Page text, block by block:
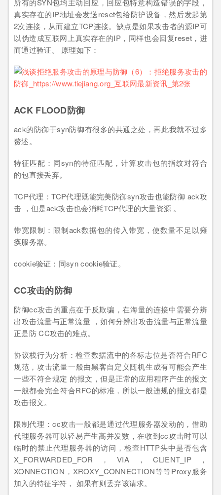
所有的SYN包均主动回应，回应包特意构造错误的字段，
真实存在的IP地址会发送reset包给防护设备，然后发起第
2次连接，从而建立TCP连接。缺点是如果攻击者的源IP可
以伪造成互联网上真实存在的IP，同样也会回复reset，进
而通过验证。 原理如下：
ACK FLOOD防御
ack的防御于syn防御有很多的共通之处，再此我就不过多
赘述。
特征匹配：同syn的特征匹配，计算攻击包的指纹对符合
的包直接丢弃。
TCP代理：TCP代理既能完美防御syn攻击也能防御 ack攻
击 ，但是ack攻击也会消耗TCP代理的大量资源 。
带宽限制：限制ack数据包的传入带宽，使数量不足以瘫
痪服务器。
cookie验证：同syn cookie验证。
CC攻击的防御
防御cc攻击的重点在于反欺骗，在海量的连接中需要分辨
出攻击流量与正常流量 ，如何分辨出攻击流量与正常流量
正是防 CC攻击的难点。
协议栈行为分析：检查数据流中的各标志位是否符合RFC
规范，攻击流量一般由黑客自定义随机生成有可能会产生
一些不符合规定 的报文，但是正常的应用程序产生的报文
一般都会完全符合RFC的标准，所以一般违规的报文都是
攻击报文。
限制代理：cc攻击一般都是通过代理服务器发动的，借助
代理服务器可以轻易产生高并发数，在收到cc攻击时可以
临时的禁止代理服务器的访问，检查HTTP头中是否包含
X_FORWARDED_FOR，VIA，CLIENT_IP，
XONNECTION，XROXY_CONNECTION等等Proxy服务
加入的特征字符， 如果有则丢弃该请求。